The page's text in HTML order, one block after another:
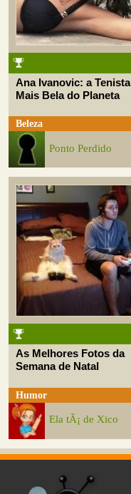
Ana Ivanovic: a Tenista
Mais Bela do Planeta
Beleza
Ponto Perdido
As Melhores Fotos da
Semana de Natal
Humor
Ela tÃ¡ de Xico